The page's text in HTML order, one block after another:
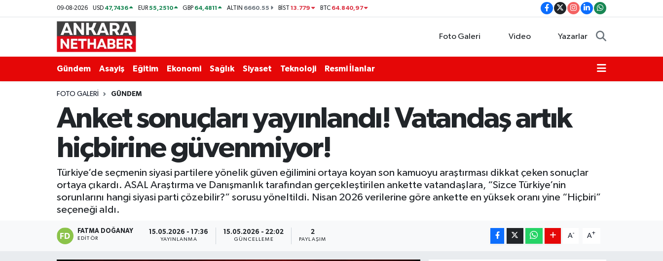
09-08-2026 USD 47,7436 EUR55,2510 GBP 64,4811 ALTIN 6660.55 BİST13.779 BTC 64.840,97
Foto Galeri Video Yazarlar
Gündem Asayiş Eğitim Ekonomi Sağlık Siyaset Teknoloji Resmi İlanlar
FOTO GALERI GÜNDEM
Anket sonuçları yayınlandı! Vatandaş artık
hiçbirine güvenmiyor!
Türkiye’de seçmenin siyasi partilere yönelik güven eğilimini ortaya koyan son kamuoyu araştırması dikkat çeken sonuçlar
ortaya çıkardı. ASAL Araştırma ve Danışmanlık tarafından gerçekleştirilen ankette vatandaşlara, “Sizce Türkiye’nin
sorunlarını hangi siyasi parti çözebilir?” sorusu yöneltildi. Nisan 2026 verilerine göre ankette en yüksek oranı yine “Hiçbiri”
seçeneği aldı.
FATMA DOĞANAY
EDITÖR
15.05.2026 - 17:36
YAYINLANMA
15.05.2026 - 22:02
GÜNCELLEME
2
PAYLAŞIM
A- A+
Ekonomi
Gündem
Kim Kimdir Nereli
Resmi İlanlar
Siyaset
Ankara Hava Durumu
Tüm Manşetler
Son Dakika Haberleri